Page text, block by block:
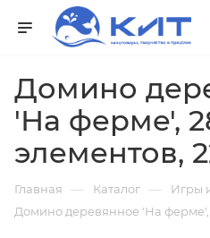
Домино
'На ферме',
элементов,
Главная — Каталог — Игры
Домино деревянное 'На ферме',